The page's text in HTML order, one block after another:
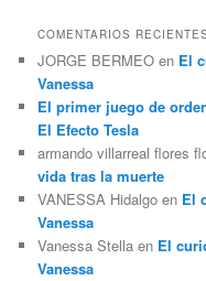
COMENTARIOS
JORGE BERMEO en El
Vanessa
El primer juego de
El Efecto Tesla
armando villarreal flores
vida tras la muerte
VANESSA Hidalgo en El
Vanessa
Vanessa Stella en El
Vanessa